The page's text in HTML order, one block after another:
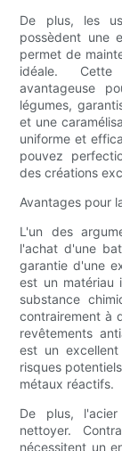
De plus, les
possèdent une
permet de
idéale. Cette
avantageuse
légumes,
et une
uniforme et
pouvez
des créations
Avantages pour
L'un des
l'achat d'une
garantie d'une
est un matériau
substance
contrairement à
revêtements
est un
risques
métaux réactifs.
De plus,
nettoyer.
nécessitent un